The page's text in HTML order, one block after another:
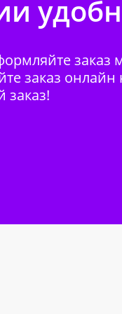
заказ
заказ
заказ!